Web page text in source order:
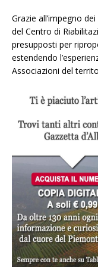
Grazie all’impegno
del Centro di
presupposti per
estendendo
Associazioni del